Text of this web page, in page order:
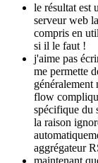
le résultat est
serveur web
compris en
si il le faut !
j'aime pas
me permette
flow
spécifique du
la raison
aggrégateur
maintenant